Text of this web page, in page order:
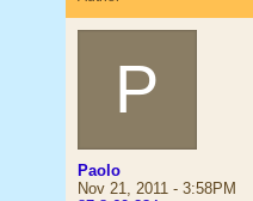
P
Paolo
Nov 21, 2011 - 3:58PM